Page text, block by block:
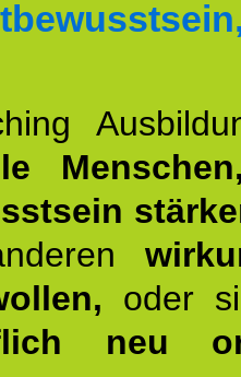
oder
neu